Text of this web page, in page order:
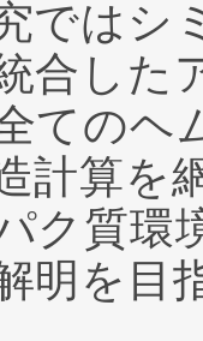
ではシ
合した
てのヘ
計算を
ク質環
明を目